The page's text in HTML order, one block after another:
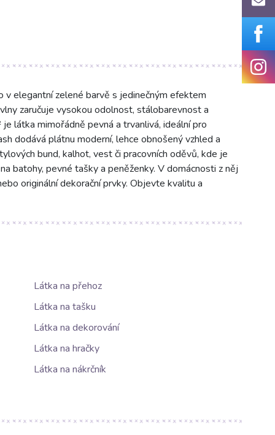
elegantní zelené barvě s jedinečným efektem
zaručuje vysokou odolnost, stálobarevnost a
látka mimořádně pevná a trvanlivá, ideální pro
dodává plátnu moderní, lehce obnošený vzhled a
bund, kalhot, vest či pracovních oděvů, kde je
batohy, pevné tašky a peněženky. V domácnosti z něj
originální dekorační prvky. Objevte kvalitu a
Látka na přehoz
Látka na tašku
Látka na dekorování
Látka na hračky
Látka na nákrčník